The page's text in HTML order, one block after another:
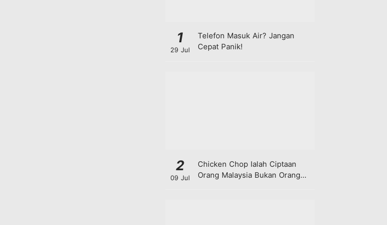
1
29 Jul
Telefon Masuk Air? Jangan
Cepat Panik!
2
09 Jul
Chicken Chop Ialah Ciptaan
Orang Malaysia Bukan Orang